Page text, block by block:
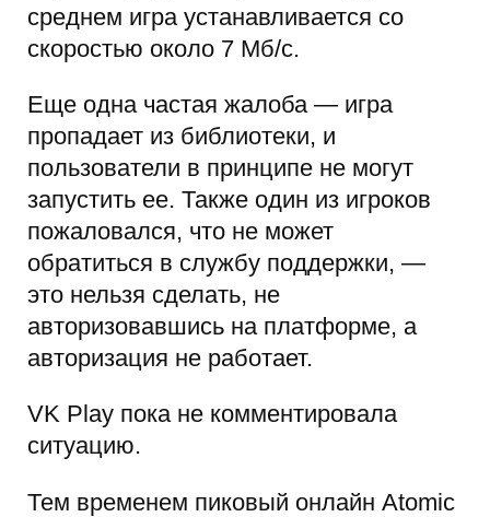
среднем игра устанавливается со
скоростью около 7 Мб/с.
Еще одна частая жалоба — игра
пропадает из библиотеки, и
пользователи в принципе не могут
запустить ее. Также один из игроков
пожаловался, что не может
обратиться в службу поддержки, —
это нельзя сделать, не
авторизовавшись на платформе, а
авторизация не работает.
VK Play пока не комментировала
ситуацию.
Тем временем пиковый онлайн Atomic